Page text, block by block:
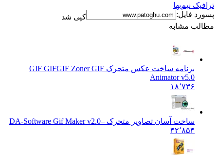
نیم‌بها
فایل:
کپی شد
مشابه
برنامه ساخت عکس متحرک GIF GIFGIF Zoner GIF
Animator v5.0
۱۸٬۷۳۶
ساخت آسان تصاویر متحرک –DA-Software Gif Maker v2.0
۴۲٬۸۵۴